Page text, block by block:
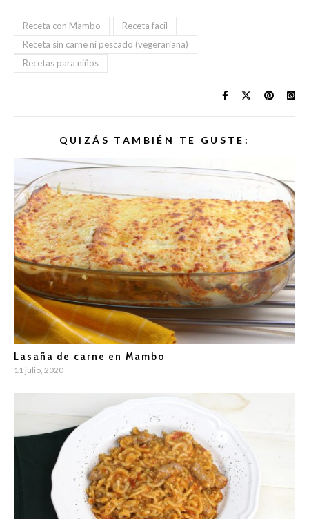
Receta con Mambo
Receta facil
Receta sin carne ni pescado (vegerariana)
Recetas para niños
QUIZÁS TAMBIÉN TE GUSTE:
Lasaña de carne en Mambo
11 julio, 2020